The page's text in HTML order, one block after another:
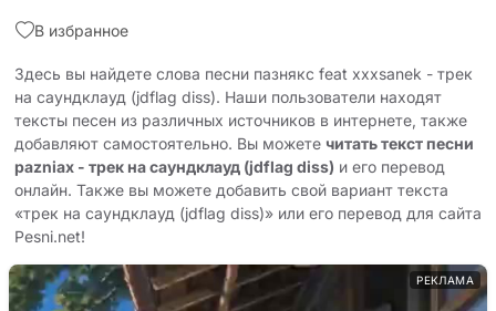
В избранное
Здесь вы найдете слова песни пазнякс feat xxxsanek - трек
на саундклауд (jdflag diss). Наши пользователи находят
тексты песен из различных источников в интернете, также
добавляют самостоятельно. Вы можете читать текст песни
pazniax - трек на саундклауд (jdflag diss) и его перевод
онлайн. Также вы можете добавить свой вариант текста
«трек на саундклауд (jdflag diss)» или его перевод для сайта
Pesni.net!
РЕКЛАМА